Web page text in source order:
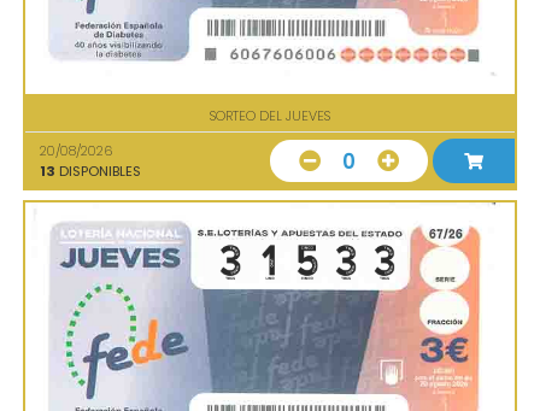
SORTEO DEL JUEVES
20/08/2026
13 DISPONIBLES 0